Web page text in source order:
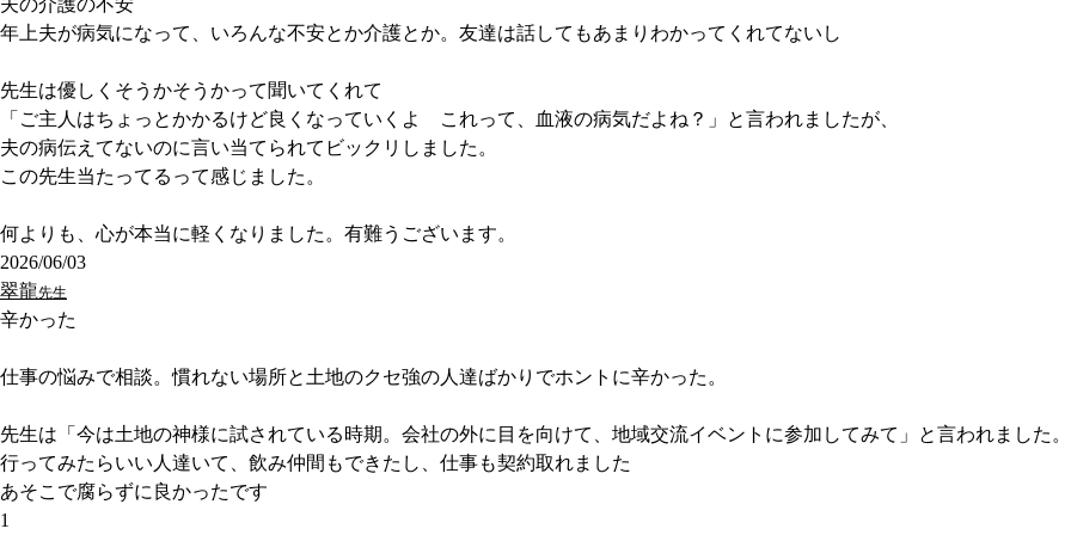
夫の介護の不安
年上夫が病気になって、いろんな不安とか介護とか。友達は話してもあまりわかってくれてないし
先生は優しくそうかそうかって聞いてくれて
「ご主人はちょっとかかるけど良くなっていくよ これって、血液の病気だよね？」と言われましたが、
夫の病伝えてないのに言い当てられてビックリしました。
この先生当たってるって感じました。
何よりも、心が本当に軽くなりました。有難うございます。
2026/06/03
翠龍先生
辛かった
仕事の悩みで相談。慣れない場所と土地のクセ強の人達ばかりでホントに辛かった。
先生は「今は土地の神様に試されている時期。会社の外に目を向けて、地域交流イベントに参加してみて」と言われました。
行ってみたらいい人達いて、飲み仲間もできたし、仕事も契約取れました
あそこで腐らずに良かったです
1